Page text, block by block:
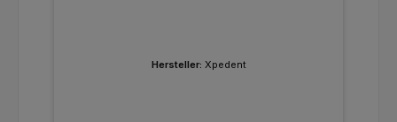
Hersteller: Xpedent